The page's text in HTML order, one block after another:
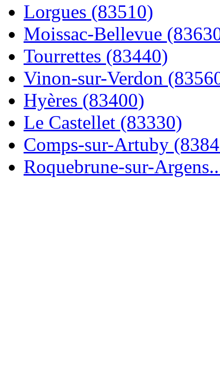
Lorgues (83510)
Moissac-Bellevue
Tourrettes (83440)
Vinon-sur-Verdon
Hyères (83400)
Le Castellet (83330)
Comps-sur-Artuby
Roquebrune-sur-